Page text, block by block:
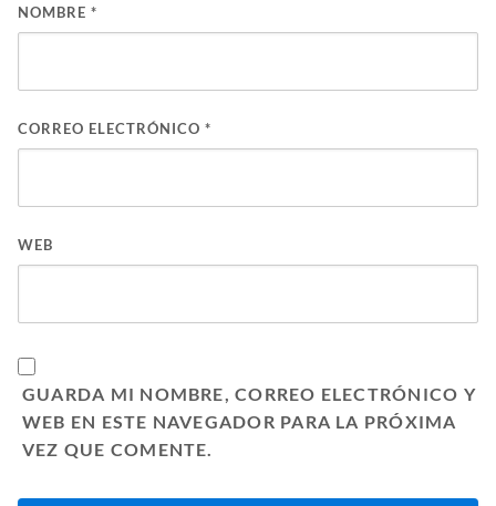
NOMBRE *
CORREO ELECTRÓNICO *
WEB
GUARDA MI NOMBRE, CORREO ELECTRÓNICO Y
WEB EN ESTE NAVEGADOR PARA LA PRÓXIMA
VEZ QUE COMENTE.